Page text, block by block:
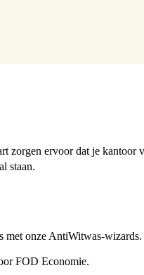
zorgen ervoor dat je
staan.
met onze AntiWitwas-wizards.
FOD Economie.